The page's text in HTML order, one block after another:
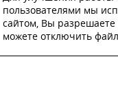
пользователями мы
сайтом, Вы разрешаете
можете отключить